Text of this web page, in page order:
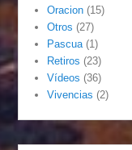
Oracion (15)
Otros (27)
Pascua (1)
Retiros (23)
Vídeos (36)
Vivencias (2)